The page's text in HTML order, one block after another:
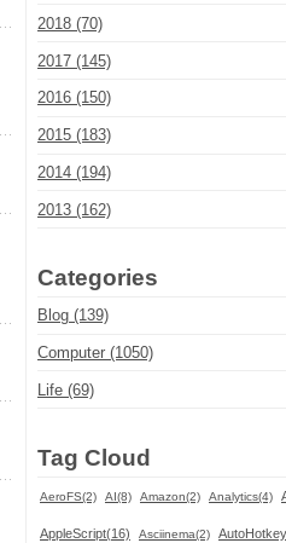
2018 (70)
2017 (145)
2016 (150)
2015 (183)
2014 (194)
2013 (162)
Categories
Blog (139)
Computer (1050)
Life (69)
Tag Cloud
AeroFS(2) AI(8) Amazon(2) Analytics(4)
AppleScript(16) Asciinema(2)